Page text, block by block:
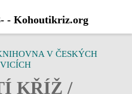
V ČESKÝCH
KŘÍŽ /
- Kohoutikriz.org